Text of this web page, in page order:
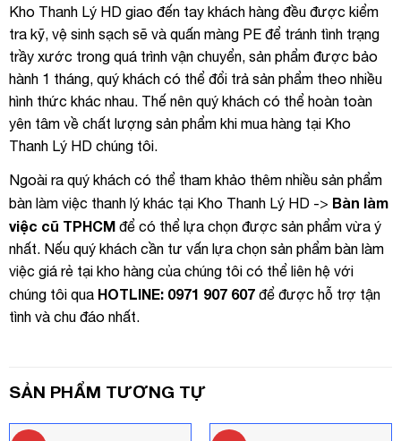
Kho Thanh Lý HD giao đến tay khách hàng đều được kiểm
tra kỹ, vệ sinh sạch sẽ và quấn màng PE để tránh tình trạng
trầy xước trong quá trình vận chuyển, sản phẩm được bảo
hành 1 tháng, quý khách có thể đổi trả sản phẩm theo nhiều
hình thức khác nhau. Thế nên quý khách có thể hoàn toàn
yên tâm về chất lượng sản phẩm khi mua hàng tại Kho
Thanh Lý HD chúng tôi.
Ngoài ra quý khách có thể tham khảo thêm nhiều sản phẩm
bàn làm việc thanh lý khác tại Kho Thanh Lý HD -> Bàn làm
việc cũ TPHCM để có thể lựa chọn được sản phẩm vừa ý
nhất. Nếu quý khách cần tư vấn lựa chọn sản phẩm bàn làm
việc giá rẻ tại kho hàng của chúng tôi có thể liên hệ với
chúng tôi qua HOTLINE: 0971 907 607 để được hỗ trợ tận
tình và chu đáo nhất.
SẢN PHẨM TƯƠNG TỰ